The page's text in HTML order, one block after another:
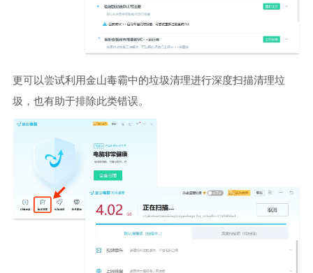
更可以尝试利用金山毒霸中的垃圾清理进行深度扫描清理垃
圾，也有助于排除此类错误。